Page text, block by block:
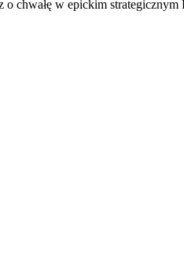
w epickim strategicznym